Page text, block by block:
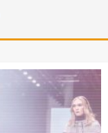
ПОДАРКИ, КОТОРЫЕ ТОЧНО ПОРАДУЮТ БЛИЗКИХ В МАЙСКИЕ ПРАЗДНИКИ